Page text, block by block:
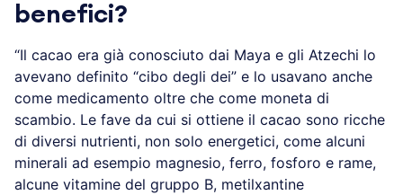
benefici?
“Il cacao era già conosciuto dai Maya e gli Atzechi lo
avevano definito “cibo degli dei” e lo usavano anche
come medicamento oltre che come moneta di
scambio. Le fave da cui si ottiene il cacao sono ricche
di diversi nutrienti, non solo energetici, come alcuni
minerali ad esempio magnesio, ferro, fosforo e rame,
alcune vitamine del gruppo B, metilxantine